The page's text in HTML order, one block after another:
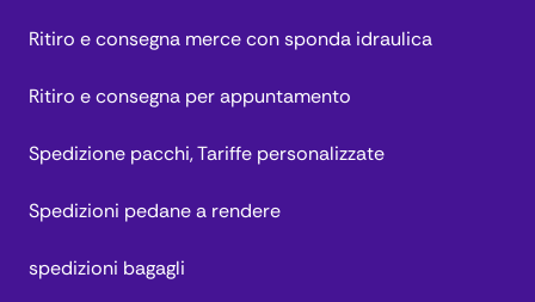
Ritiro e consegna merce con sponda idraulica
Ritiro e consegna per appuntamento
Spedizione pacchi, Tariffe personalizzate
Spedizioni pedane a rendere
spedizioni bagagli